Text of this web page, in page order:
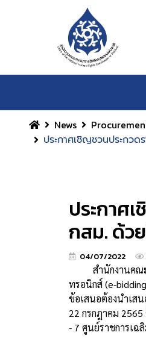
News
ประกาศเชิญชวนประกว
ประกาศ
กสม. ด้ว
04/07/2022
สำนักงานคณะกร
ทรอนิกส์ (e-
ข้อเสนอต้องนำเส
22 กรกฎาคม
- 7 ศูนย์ราชการเฉ